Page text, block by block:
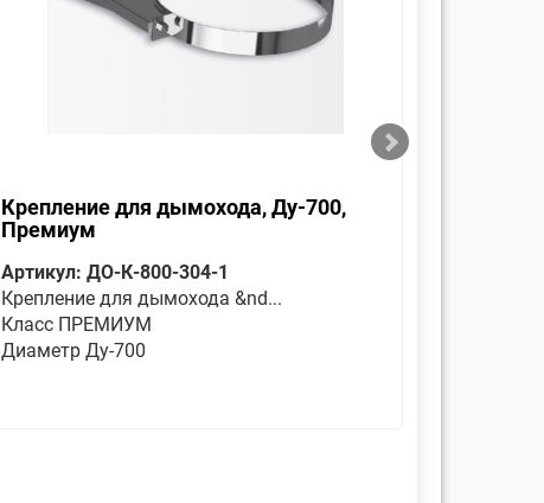
Крепление для дымохода, Ду-700,
Премиум
Артикул: ДО-К-800-304-1
Крепление для дымохода &nd...
Класс ПРЕМИУМ
Диаметр Ду-700